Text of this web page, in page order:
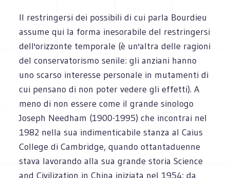
Il restringersi dei possibili di cui parla Bourdieu
assume qui la forma inesorabile del restringersi
dell'orizzonte temporale (è un'altra delle ragioni
del conservatorismo senile: gli anziani hanno
uno scarso interesse personale in mutamenti di
cui pensano di non poter vedere gli effetti). A
meno di non essere come il grande sinologo
Joseph Needham (1900-1995) che incontrai nel
1982 nella sua indimenticabile stanza al Caius
College di Cambridge, quando ottantaduenne
stava lavorando alla sua grande storia Science
and Civilization in China iniziata nel 1954: da